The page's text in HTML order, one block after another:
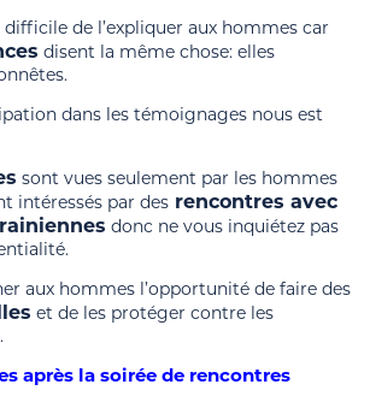
de l’expliquer aux hommes car
disent la même chose: elles
dans les témoignages nous est
sont vues seulement par les hommes
intéressés par des rencontres avec
donc ne vous inquiétez pas
aux hommes l’opportunité de faire des
et de les protéger contre les
après la soirée de rencontres